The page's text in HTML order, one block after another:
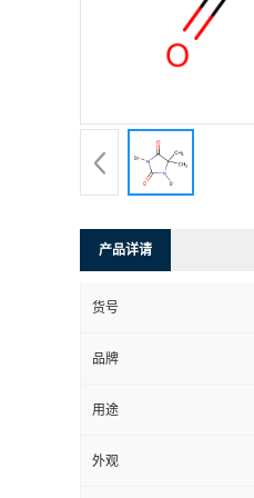
产品详请
货号
品牌
用途
外观